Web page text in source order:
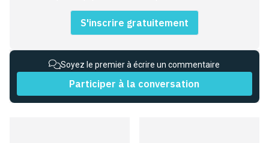
S'inscrire gratuitement
Soyez le premier à écrire un commentaire
Participer à la conversation